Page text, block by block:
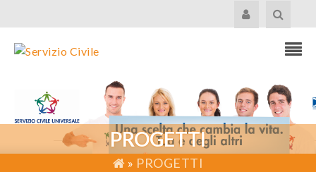
PROGETTI
» PROGETTI